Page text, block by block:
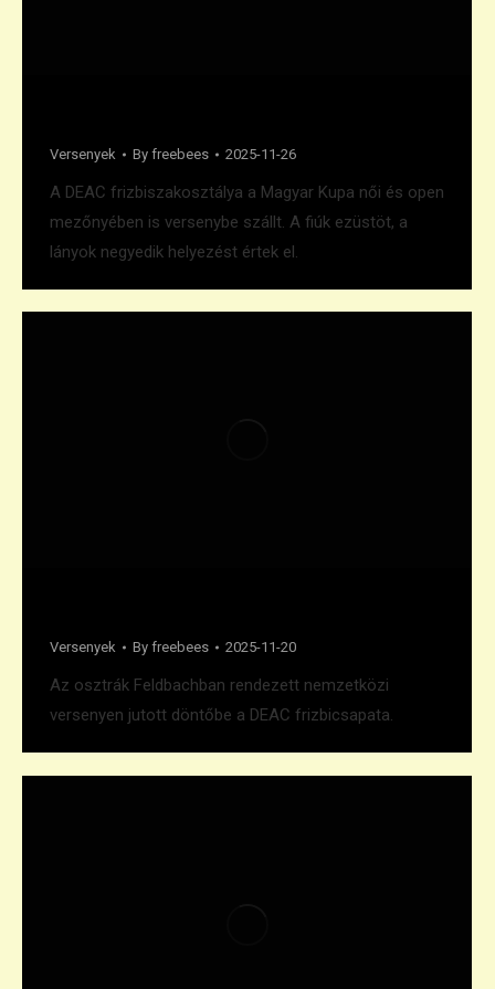
Versenyek By freebees 2025-11-26
A DEAC frizbiszakosztálya a Magyar Kupa női és open
mezőnyében is versenybe szállt. A fiúk ezüstöt, a
lányok negyedik helyezést értek el.
Versenyek By freebees 2025-11-20
Az osztrák Feldbachban rendezett nemzetközi
versenyen jutott döntőbe a DEAC frizbicsapata.